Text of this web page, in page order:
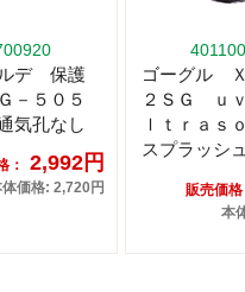
デ 保護
－５０５
孔なし
： 2,992円
価格: 2,720円
ゴーグル
２ＳＧ ｕ
ｌｔｒａｓ
スプラッシ
販売価格
本